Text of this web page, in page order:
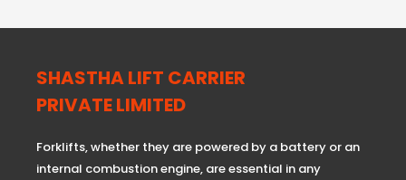
SHASTHA LIFT CARRIER
PRIVATE LIMITED
Forklifts, whether they are powered by a battery or an
internal combustion engine, are essential in any